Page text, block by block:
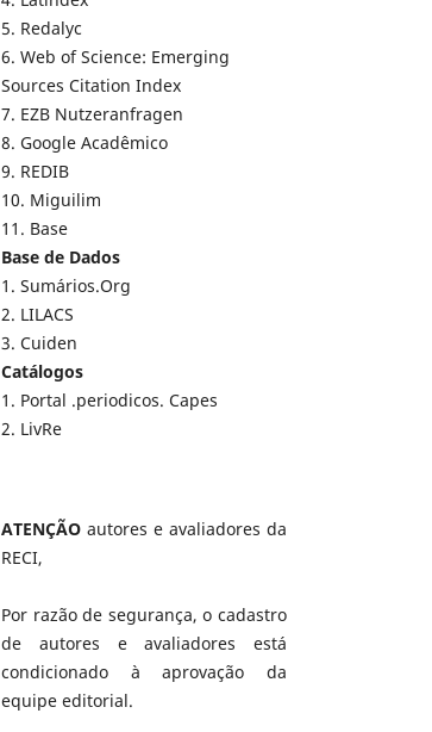
5. Redalyc
6. Web of Science: Emerging
Sources Citation Index
7. EZB Nutzeranfragen
8. Google Acadêmico
9. REDIB
10. Miguilim
11. Base
Base de Dados
1. Sumários.Org
2. LILACS
3. Cuiden
Catálogos
1. Portal .periodicos. Capes
2. LivRe
ATENÇÃO autores e avaliadores da
RECI,
Por razão de segurança, o cadastro
de autores e avaliadores está
condicionado à aprovação da
equipe editorial.